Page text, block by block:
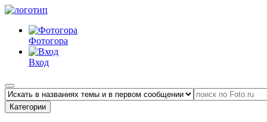
Фотогора
Вход
Категории